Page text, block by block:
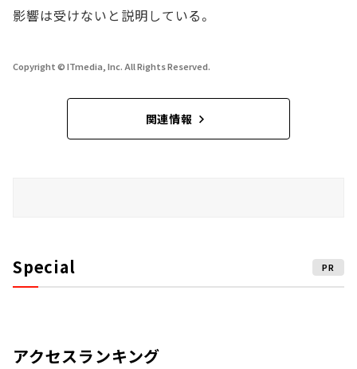
影響は受けないと説明している。
Copyright © ITmedia, Inc. All Rights Reserved.
関連情報
Special PR
アクセスランキング